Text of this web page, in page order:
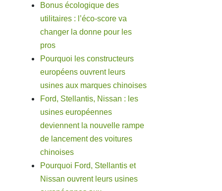
Bonus écologique des
utilitaires : l’éco-score va
changer la donne pour les
pros
Pourquoi les constructeurs
européens ouvrent leurs
usines aux marques chinoises
Ford, Stellantis, Nissan : les
usines européennes
deviennent la nouvelle rampe
de lancement des voitures
chinoises
Pourquoi Ford, Stellantis et
Nissan ouvrent leurs usines